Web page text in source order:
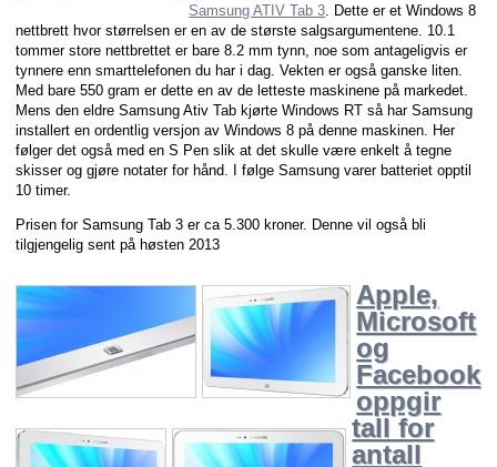
Samsung ATIV Tab 3 . Dette er et Windows 8
nettbrett hvor størrelsen er en av de største salgsargumentene. 10.1
tommer store nettbrettet er bare 8.2 mm tynn, noe som antageligvis er
tynnere enn smarttelefonen du har i dag. Vekten er også ganske liten.
Med bare 550 gram er dette en av de letteste maskinene på markedet.
Mens den eldre Samsung Ativ Tab kjørte Windows RT så har Samsung
installert en ordentlig versjon av Windows 8 på denne maskinen. Her
følger det også med en S Pen slik at det skulle være enkelt å tegne
skisser og gjøre notater for hånd. I følge Samsung varer batteriet opptil
10 timer.
Prisen for Samsung Tab 3 er ca 5.300 kroner. Denne vil også bli
tilgjengelig sent på høsten 2013
Apple,
Microsoft
og
Facebook
oppgir
tall for
antall